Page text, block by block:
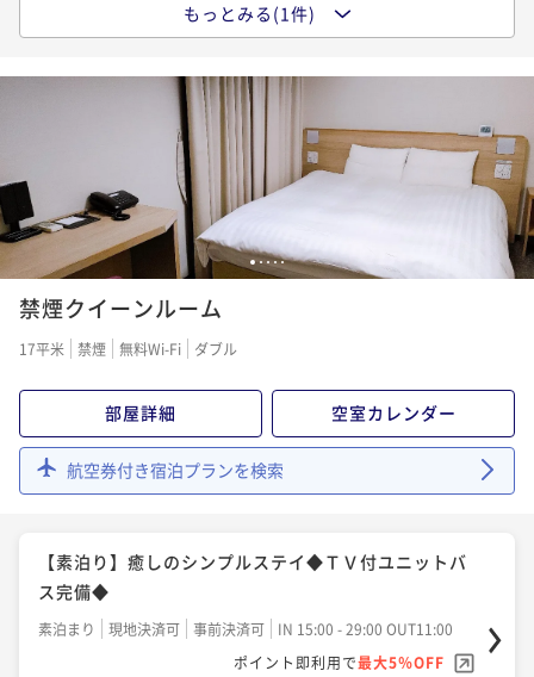
「味めぐり小鉢横丁」～ご当地逸品と朝の彩り御膳～
現地決済可 事前決済可
IN 15:00 - 29:00 OUT11:00
ポイント即利用で最大5％OFF
¥9,000~
¥ 8,550 ~
もっとみる(1件)
12345
禁煙クイーンルーム
17平米 禁煙 無料Wi-Fi ダブル
部屋詳細 空室カレンダー
航空券付き宿泊プランを検索
【素泊り】癒しのシンプルステイ◆ＴＶ付ユニットバ
ス完備◆
素泊まり 現地決済可 事前決済可
IN 15:00 - 29:00 OUT11:00
ポイント即利用で最大5％OFF